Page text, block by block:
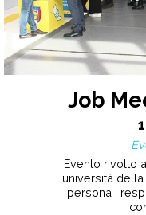
Job
Evento rivolto
università della
persona i